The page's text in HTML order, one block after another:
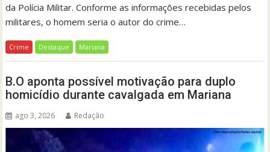
da Polícia Militar. Conforme as informações recebidas pelos
militares, o homem seria o autor do crime…
Crime Destaque Mariana
B.O aponta possível motivação para duplo
homicídio durante cavalgada em Mariana
ago 3, 2026 Redação